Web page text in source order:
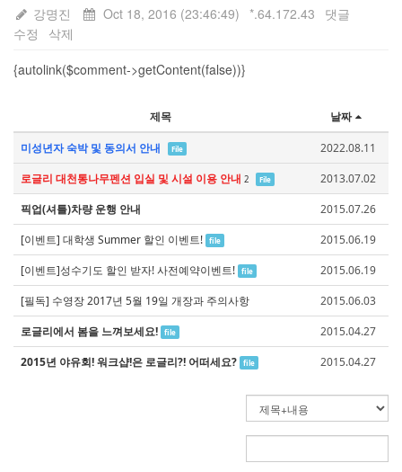
강명진 Oct 18, 2016 (23:46:49) *.64.172.43
댓글
수정
삭제
{autolink($comment->getContent(false))}
제목 날짜
미성년자 숙박 및 동의서 안내 File
2022.08.11
로글리 대천통나무펜션 입실 및 시설 이용 안내 2 File
2013.07.02
픽업(셔틀)차량 운행 안내
2015.07.26
[이벤트] 대학생 Summer 할인 이벤트!
file
2015.06.19
[이벤트]성수기도 할인 받자! 사전예약이벤트!
file
2015.06.19
[필독] 수영장 2017년 5월 19일 개장과 주의사항
2015.06.03
로글리에서 봄을 느껴보세요!
file
2015.04.27
2015년 야유회! 워크샵!은 로글리?! 어떠세요?
file 2015.04.27